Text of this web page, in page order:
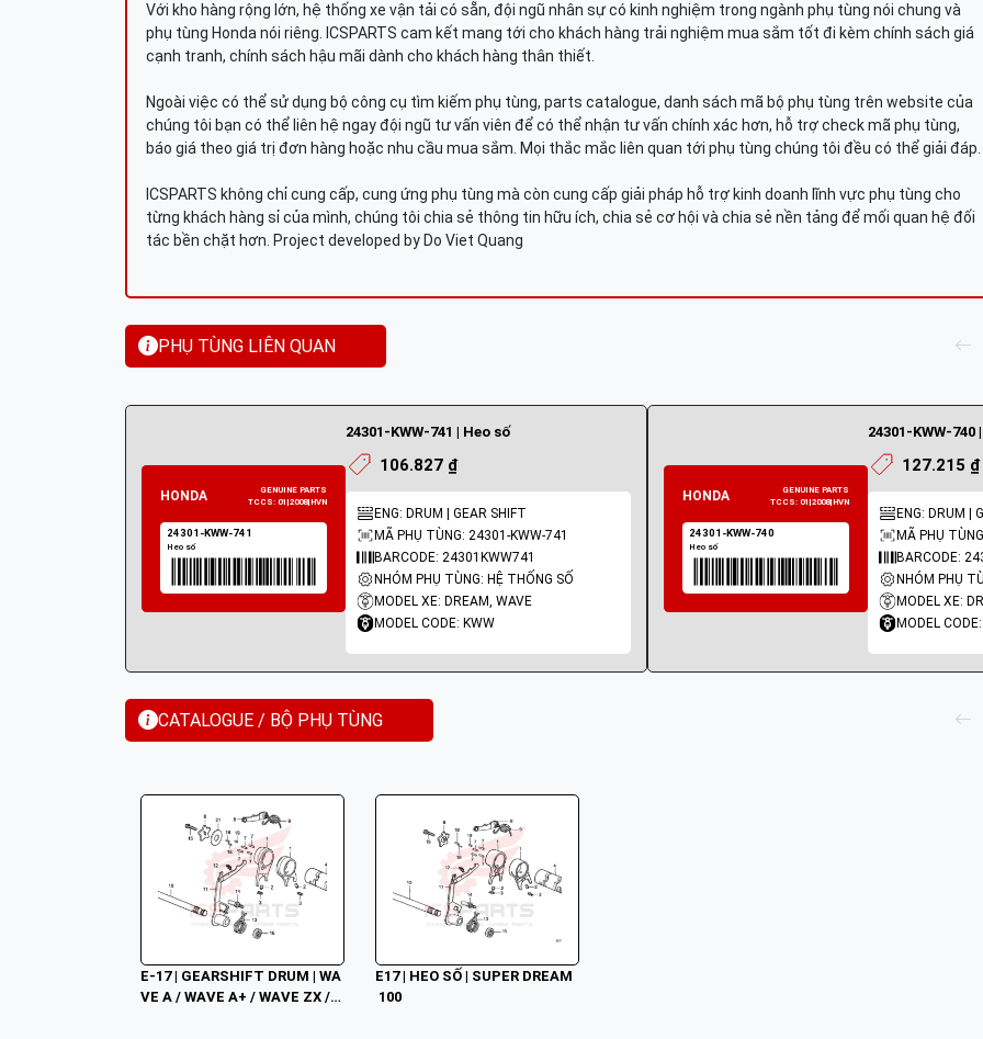
Với kho hàng rộng lớn, hệ thống xe vận tải có sẵn, đội ngũ nhân sự có kinh nghiệm trong ngành phụ tùng nói chung và
phụ tùng Honda nói riêng. ICSPARTS cam kết mang tới cho khách hàng trải nghiệm mua sắm tốt đi kèm chính sách giá
cạnh tranh, chính sách hậu mãi dành cho khách hàng thân thiết.
Ngoài việc có thể sử dụng bộ công cụ tìm kiếm phụ tùng, parts catalogue, danh sách mã bộ phụ tùng trên website của
chúng tôi bạn có thể liên hệ ngay đội ngũ tư vấn viên để có thể nhận tư vấn chính xác hơn, hỗ trợ check mã phụ tùng,
báo giá theo giá trị đơn hàng hoặc nhu cầu mua sắm. Mọi thắc mắc liên quan tới phụ tùng chúng tôi đều có thể giải đáp.
ICSPARTS không chỉ cung cấp, cung ứng phụ tùng mà còn cung cấp giải pháp hỗ trợ kinh doanh lĩnh vực phụ tùng cho
từng khách hàng sỉ của mình, chúng tôi chia sẻ thông tin hữu ích, chia sẻ cơ hội và chia sẻ nền tảng để mối quan hệ đối
tác bền chặt hơn. Project developed by Do Viet Quang
PHỤ TÙNG LIÊN QUAN
24301-KWW-741 | Heo số
106.827 ₫
ENG: DRUM | GEAR SHIFT
MÃ PHỤ TÙNG: 24301-KWW-741
BARCODE: 24301KWW741
NHÓM PHỤ TÙNG: HỆ THỐNG SỐ
MODEL XE: DREAM, WAVE
MODEL CODE: KWW
24301-KWW-740 |
127.215 ₫
ENG: DRUM |
MÃ PHỤ
BARCODE:
NHÓM PHỤ
MODEL XE:
MODEL CODE:
CATALOGUE / BỘ PHỤ TÙNG
E-17 | GEARSHIFT DRUM | WA
VE A / WAVE A+ / WAVE ZX /
E17 | HEO SỐ | SUPER DREAM
100